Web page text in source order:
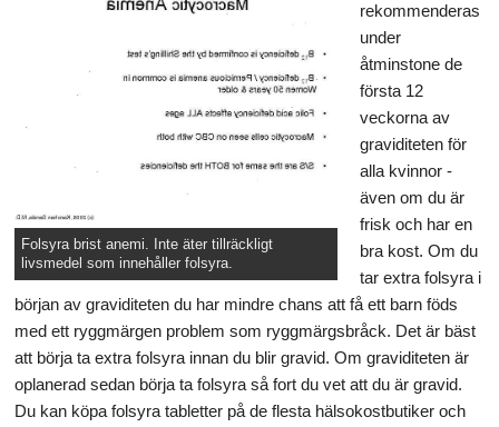
Folsyra brist anemi. Inte äter tillräckligt
livsmedel som innehåller folsyra.
rekommenderas
under
åtminstone de
första 12
veckorna av
graviditeten för
alla kvinnor -
även om du är
frisk och har en
bra kost. Om du
tar extra folsyra i
början av graviditeten du har mindre chans att få ett barn föds
med ett ryggmärgen problem som ryggmärgsbråck. Det är bäst
att börja ta extra folsyra innan du blir gravid. Om graviditeten är
oplanerad sedan börja ta folsyra så fort du vet att du är gravid.
Du kan köpa folsyra tabletter på de flesta hälsokostbutiker och